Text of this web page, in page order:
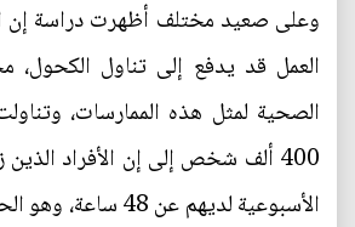
وعلى صعيد مختلف أظهرت دراسة إن
العمل قد يدفع إلى تناول الكحول،
الصحية لمثل هذه الممارسات،
400 ألف شخص إلى إن الأفراد
الأسبوعية لديهم عن